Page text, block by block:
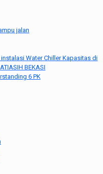
jalan
Water Chiller Kapasitas di
BEKASI
6 PK